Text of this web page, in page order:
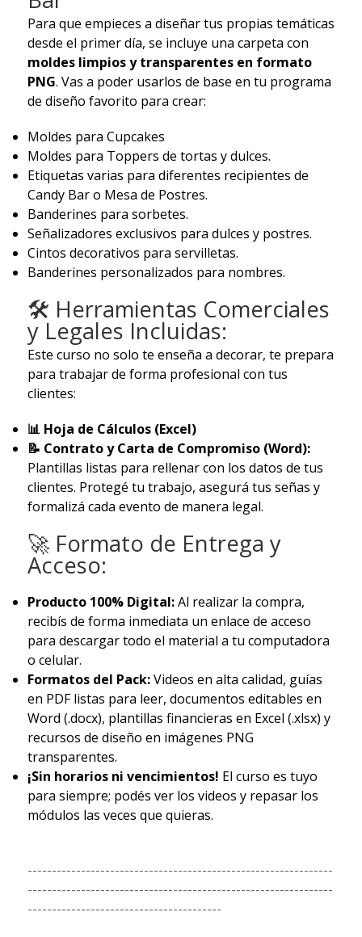
Para que empieces a diseñar tus propias temáticas
desde el primer día, se incluye una carpeta con
moldes limpios y transparentes en formato
PNG. Vas a poder usarlos de base en tu programa
de diseño favorito para crear:
Moldes para Cupcakes
Moldes para Toppers de tortas y dulces.
Etiquetas varias para diferentes recipientes de
Candy Bar o Mesa de Postres.
Banderines para sorbetes.
Señalizadores exclusivos para dulces y postres.
Cintos decorativos para servilletas.
Banderines personalizados para nombres.
🛠️ Herramientas Comerciales
y Legales Incluidas:
Este curso no solo te enseña a decorar, te prepara
para trabajar de forma profesional con tus
clientes:
📊 Hoja de Cálculos (Excel)
📝 Contrato y Carta de Compromiso (Word):
Plantillas listas para rellenar con los datos de tus
clientes. Protegé tu trabajo, asegurá tus señas y
formalizá cada evento de manera legal.
🚀 Formato de Entrega y
Acceso:
Producto 100% Digital:Al realizar la compra,
recibís de forma inmediata un enlace de acceso
para descargar todo el material a tu computadora
o celular.
Formatos del Pack:Videos en alta calidad, guías
en PDF listas para leer, documentos editables en
Word (.docx), plantillas financieras en Excel (.xlsx) y
recursos de diseño en imágenes PNG
transparentes.
¡Sin horarios ni vencimientos! El curso es tuyo
para siempre; podés ver los videos y repasar los
módulos las veces que quieras.
---------------------------------------------------------------
---------------------------------------------------------------
----------------------------------------